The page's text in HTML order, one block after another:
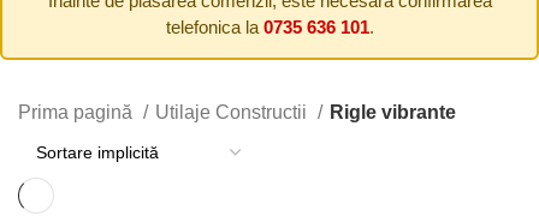
telefonica la 0735 636 101.
Prima pagină Utilaje Constructii Rigle vibrante